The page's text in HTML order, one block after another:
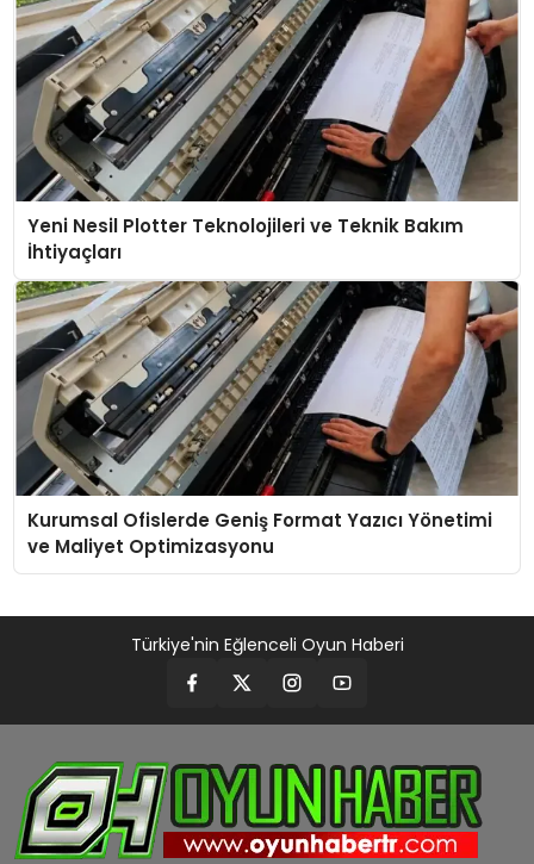
Yeni Nesil Plotter Teknolojileri ve Teknik Bakım
İhtiyaçları
Kurumsal Ofislerde Geniş Format Yazıcı Yönetimi
ve Maliyet Optimizasyonu
Türkiye'nin Eğlenceli Oyun Haberi